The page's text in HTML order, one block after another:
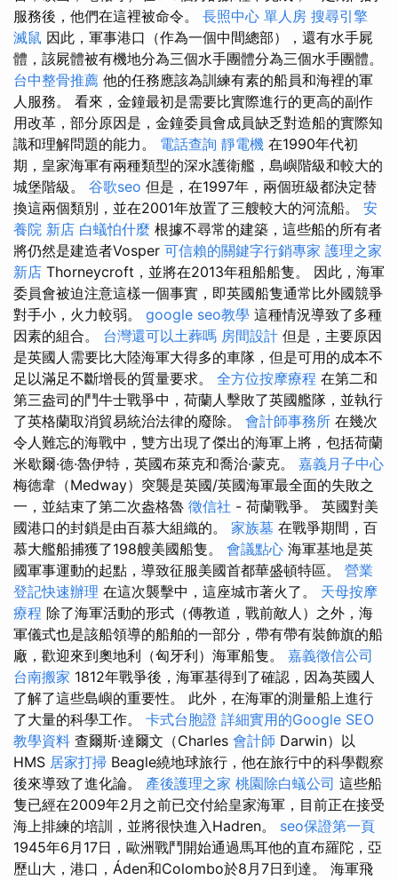
服務後，他們在這裡被命令。 長照中心 單人房 搜尋引擎
滅鼠 因此，軍事港口（作為一個中間總部），還有水手屍
體，該屍體被有機地分為三個水手團體分為三個水手團體。
台中整骨推薦 他的任務應該為訓練有素的船員和海裡的軍
人服務。 看來，金鐘最初是需要比實際進行的更高的副作
用改革，部分原因是，金鐘委員會成員缺乏對造船的實際知
識和理解問題的能力。 電話查詢 靜電機 在1990年代初
期，皇家海軍有兩種類型的深水護衛艦，島嶼階級和較大的
城堡階級。 谷歌seo 但是，在1997年，兩個班級都決定替
換這兩個類別，並在2001年放置了三艘較大的河流船。 安
養院 新店 白蟻怕什麼 根據不尋常的建築，這些船的所有者
將仍然是建造者Vosper 可信賴的關鍵字行銷專家 護理之家
新店 Thorneycroft，並將在2013年租船船隻。 因此，海軍
委員會被迫注意這樣一個事實，即英國船隻通常比外國競爭
對手小，火力較弱。 google seo教學 這種情況導致了多種
因素的組合。 台灣還可以土葬嗎 房間設計 但是，主要原因
是英國人需要比大陸海軍大得多的車隊，但是可用的成本不
足以滿足不斷增長的質量要求。 全方位按摩療程 在第二和
第三盎司的鬥牛士戰爭中，荷蘭人擊敗了英國艦隊，並執行
了英格蘭取消貿易統治法律的廢除。 會計師事務所 在幾次
令人難忘的海戰中，雙方出現了傑出的海軍上將，包括荷蘭
米歇爾·德·魯伊特，英國布萊克和喬治·蒙克。 嘉義月子中心
梅德韋（Medway）突襲是英國/英國海軍最全面的失敗之
一，並結束了第二次盎格魯 徵信社 - 荷蘭戰爭。 英國對美
國港口的封鎖是由百慕大組織的。 家族墓 在戰爭期間，百
慕大艦船捕獲了198艘美國船隻。 會議點心 海軍基地是英
國軍事運動的起點，導致征服美國首都華盛頓特區。 營業
登記快速辦理 在這次襲擊中，這座城市著火了。 天母按摩
療程 除了海軍活動的形式（傳教道，戰前敵人）之外，海
軍儀式也是該船領導的船舶的一部分，帶有帶有裝飾旗的船
廠，歡迎來到奧地利（匈牙利）海軍船隻。 嘉義徵信公司
台南搬家 1812年戰爭後，海軍基得到了確認，因為英國人
了解了這些島嶼的重要性。 此外，在海軍的測量船上進行
了大量的科學工作。 卡式台胞證 詳細實用的Google SEO
教學資料 查爾斯·達爾文（Charles 會計師 Darwin）以
HMS 居家打掃 Beagle繞地球旅行，他在旅行中的科學觀察
後來導致了進化論。 產後護理之家 桃園除白蟻公司 這些船
隻已經在2009年2月之前已交付給皇家海軍，目前正在接受
海上排練的培訓，並將很快進入Hadren。 seo保證第一頁
1945年6月17日，歐洲戰鬥開始通過馬耳他的直布羅陀，亞
歷山大，港口，Áden和Colombo於8月7日到達。 海軍飛